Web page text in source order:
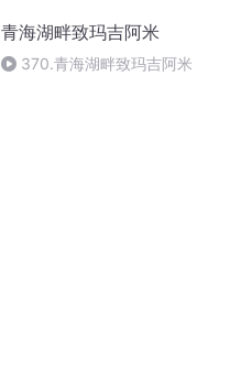
青海湖畔致玛吉阿米
370.青海湖畔致玛吉阿米